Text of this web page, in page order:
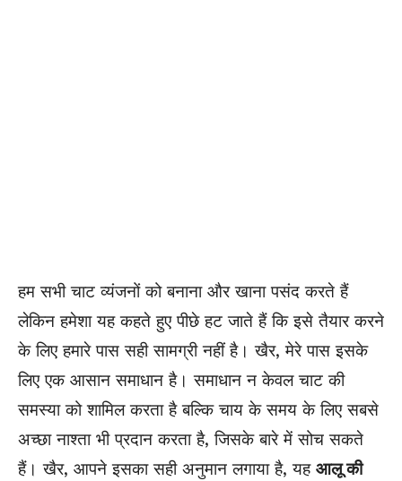
हम सभी चाट व्यंजनों को बनाना और खाना पसंद करते हैं
लेकिन हमेशा यह कहते हुए पीछे हट जाते हैं कि इसे तैयार करने
के लिए हमारे पास सही सामग्री नहीं है। खैर, मेरे पास इसके
लिए एक आसान समाधान है। समाधान न केवल चाट की
समस्या को शामिल करता है बल्कि चाय के समय के लिए सबसे
अच्छा नाश्ता भी प्रदान करता है, जिसके बारे में सोच सकते
हैं। खैर, आपने इसका सही अनुमान लगाया है, यह आलू की